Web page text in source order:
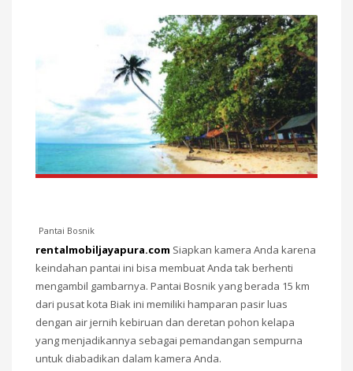
Pantai Bosnik
rentalmobiljayapura.com Siapkan kamera Anda karena
keindahan pantai ini bisa membuat Anda tak berhenti
mengambil gambarnya. Pantai Bosnik yang berada 15 km
dari pusat kota Biak ini memiliki hamparan pasir luas
dengan air jernih kebiruan dan deretan pohon kelapa
yang menjadikannya sebagai pemandangan sempurna
untuk diabadikan dalam kamera Anda.